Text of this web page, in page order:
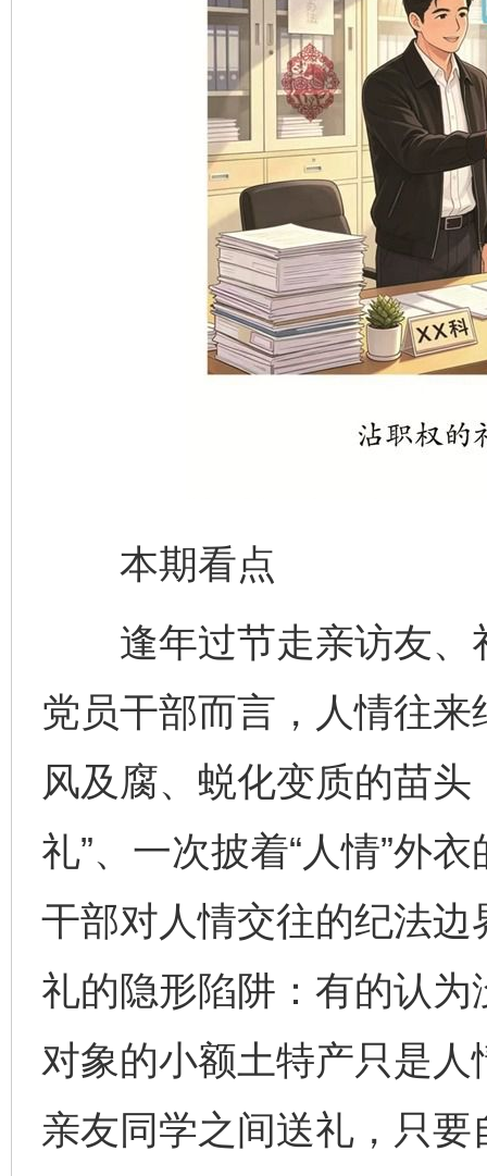
本期看点
逢年过节走亲访友、
党员干部而言，人情往来
风及腐、蜕化变质的苗
礼”、一次披着“人情”外
干部对人情交往的纪法
礼的隐形陷阱：有的认
对象的小额土特产只是
亲友同学之间送礼，只